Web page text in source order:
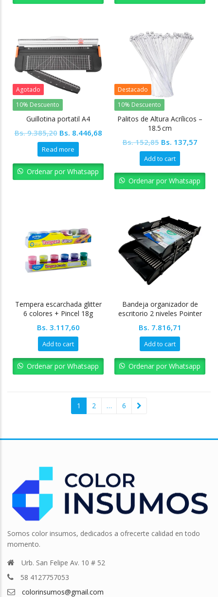
Agotado
10% Descuento
Guillotina portatil A4
Bs.9.385,20 Original
price
was:
Bs. 9.385,20.
Bs. 8.446,68Current
Bs. 8.446,68.
Read more
Ordenar por Whatsapp
Destacado
10% Descuento
Palitos de Altura Acrílicos –
18.5 cm
Bs.152,85 Original
price
was:
Bs. 152,85.
Bs. 137,57
Bs.
Add to cart
Ordenar por Whatsapp
Tempera escarchada glitter
6 colores + Pincel 18g
Bs. 3.117,60
Add to cart
Ordenar por Whatsapp
Bandeja organizador de
escritorio 2 niveles Pointer
Bs. 7.816,71
Add to cart
Ordenar por Whatsapp
1 2 … 6
Somos color insumos, dedicados a ofrecerte calidad en todo
momento.
Urb. San Felipe Av. 10 # 52
58 4127757053
colorinsumos@gmail.com